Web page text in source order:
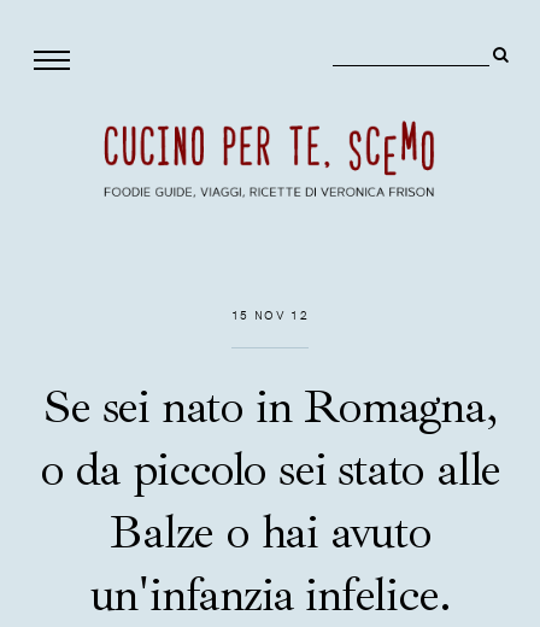
15 NOV 12
Se sei nato in Romagna,
o da piccolo sei stato alle
Balze o hai avuto
un'infanzia infelice.